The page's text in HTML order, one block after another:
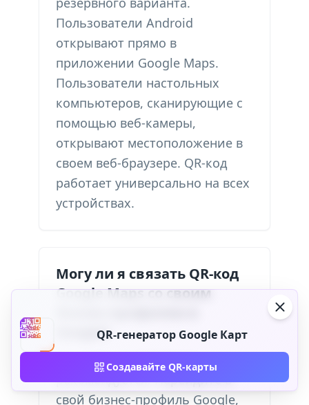
Пользователи Android
открывают прямо в
приложении Google Maps.
Пользователи настольных
компьютеров, сканирующие с
помощью веб-камеры,
открывают местоположение в
своем веб-браузере. QR-код
работает универсально на всех
устройствах.
Могу ли я связать QR-код
Google Maps со своим
Google?
Да, и это настоятельно
рекомендуется. Перейдите в
свой бизнес-профиль Google,
QR-генератор Google Карт
Создавайте QR-карты